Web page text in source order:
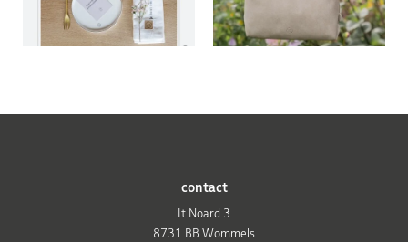
contact
It Noard 3
8731 BB Wommels